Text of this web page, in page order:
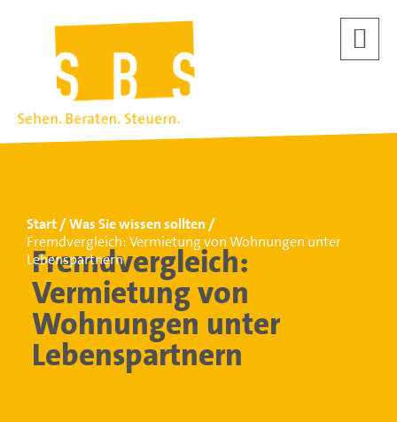
Start
Was Sie wissen sollten
Fremdvergleich: Vermietung von Wohnungen unter
Lebenspartnern
Fremdvergleich:
Vermietung von
Wohnungen unter
Lebenspartnern